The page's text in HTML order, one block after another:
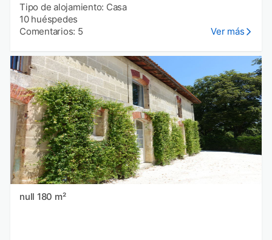
Tipo de alojamiento: Casa
10 huéspedes
Comentarios: 5
Ver más
null 180 m²